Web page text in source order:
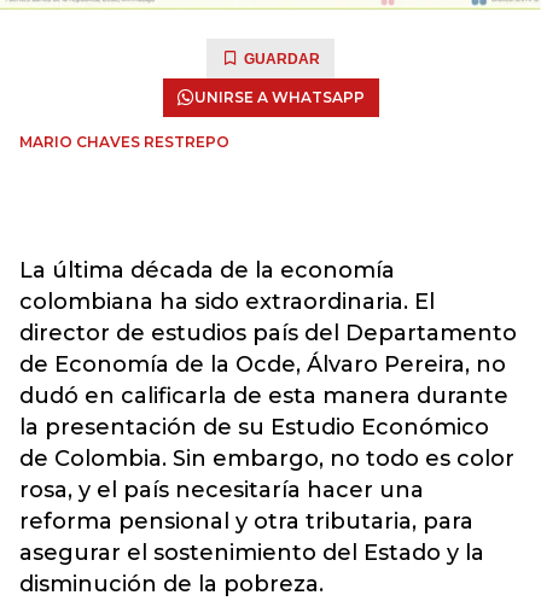
GUARDAR
UNIRSE A WHATSAPP
MARIO CHAVES RESTREPO
La última década de la economía
colombiana ha sido extraordinaria. El
director de estudios país del Departamento
de Economía de la Ocde, Álvaro Pereira, no
dudó en calificarla de esta manera durante
la presentación de su Estudio Económico
de Colombia. Sin embargo, no todo es color
rosa, y el país necesitaría hacer una
reforma pensional y otra tributaria, para
asegurar el sostenimiento del Estado y la
disminución de la pobreza.